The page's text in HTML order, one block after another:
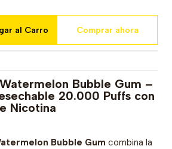
al Carro Comprar ahora
Bubble Gum –
20.000 Puffs con
Nicotina
Bubble Gum combina la